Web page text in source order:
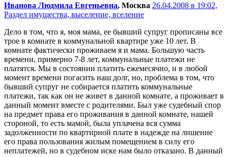
Иванова Людмила Евгеньевна, Москва 26.04.2008 в 19:02,
Раздел имущества, выселение, вселение
Дело в том, что я, моя мама, ее бывший супруг прописаны все
трое в комнате в коммунальной квартире уже 10 лет. В
комнате фактически проживаем я и мама. Большую часть
времени, примерно 7-8 лет, коммунальные платежи не
платятся. Мы в состоянии платить ежемесячно, и в любой
момент времени погасить наш долг, но, проблема в том, что
бывший супруг не собирается платить коммунальные
платежи, так как он не живет в данной комнате, а проживает в
данный момент вместе с родителями. Был уже судебный спор
на предмет права его проживания в данной комнате, нашей
стороной, то есть мамой, была уплачена вся сумма
задолженности по квартирной плате в надежде на лишение
его права пользования жилым помещением в силу его
неплатежей, но в судебном иске нам было отказано. В данный